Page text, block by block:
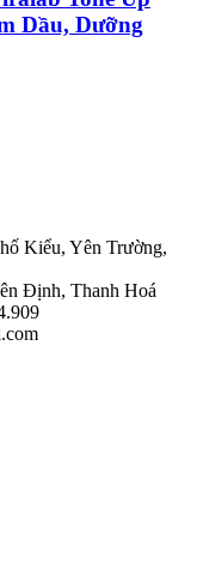
Dầu, Dưỡng
Kiểu, Yên Trường,
Định, Thanh Hoá